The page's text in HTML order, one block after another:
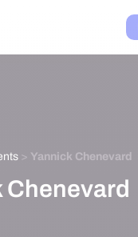
> Yannick Chenevard
Chenevard